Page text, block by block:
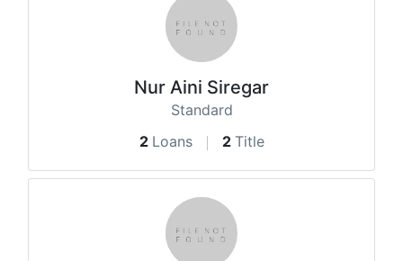
Nur Aini Siregar
Standard
2 Loans 2 Title